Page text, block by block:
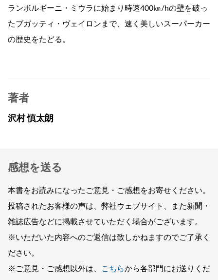
ランボルギーニ・ミウラに始まり時速400㎞/hの壁を破っ
たブガッティ・ヴェイロンまで、速く美しいスーパーカー
の歴史をたどる。
著者
沢村 慎太朗
感想を送る
本書をお読みになったご意見・ご感想をお寄せください。
投稿されたお客様の声は、弊社ウェブサイト、また新聞・
雑誌広告などに掲載させていただく場合がございます。
※いただいた内容へのご返信は致しかねますのでご了承く
ださい。
※ご意見・ご感想以外は、
こちらから各部門にお送りくだ